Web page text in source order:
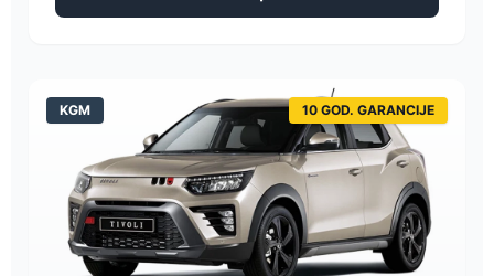
KGM 10 GOD. GARANCIJE